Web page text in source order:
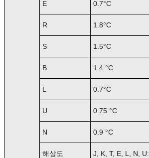
E 0.7°C
R 1.8°C
S 1.5°C
B 1.4 °C
L 0.7°C
U 0.75 °C
N 0.9 °C
해상도
J, K, T, E, L, N,